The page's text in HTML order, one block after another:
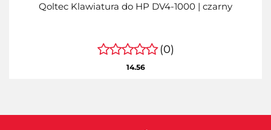
Qoltec Klawiatura do HP DV4-1000 | czarny
(0)
14.56